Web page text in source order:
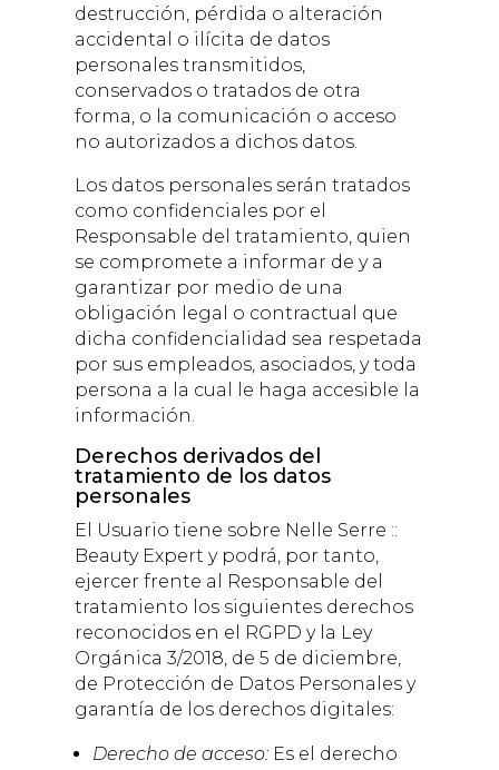
destrucción, pérdida o alteración
accidental o ilícita de datos
personales transmitidos,
conservados o tratados de otra
forma, o la comunicación o acceso
no autorizados a dichos datos.
Los datos personales serán tratados
como confidenciales por el
Responsable del tratamiento, quien
se compromete a informar de y a
garantizar por medio de una
obligación legal o contractual que
dicha confidencialidad sea respetada
por sus empleados, asociados, y toda
persona a la cual le haga accesible la
información.
Derechos derivados del
tratamiento de los datos
personales
El Usuario tiene sobre Nelle Serre ::
Beauty Expert y podrá, por tanto,
ejercer frente al Responsable del
tratamiento los siguientes derechos
reconocidos en el RGPD y la Ley
Orgánica 3/2018, de 5 de diciembre,
de Protección de Datos Personales y
garantía de los derechos digitales:
Derecho de acceso: Es el derecho